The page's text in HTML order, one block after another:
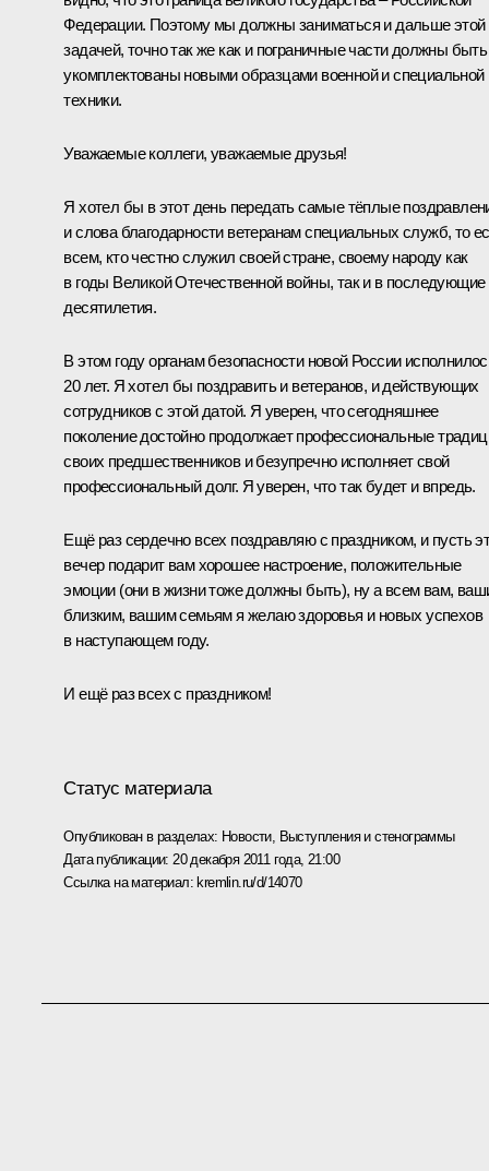
Федерации. Поэтому мы должны заниматься и дальше этой
задачей, точно так же как и пограничные части должны быть
укомплектованы новыми образцами военной и специальной
техники.
Уважаемые коллеги, уважаемые друзья!
Я хотел бы в этот день передать самые тёплые
и слова благодарности ветеранам специальных служб, то
всем, кто честно служил своей стране, своему народу как
в годы Великой Отечественной войны, так и в последующие
десятилетия.
В этом году органам безопасности новой России
20 лет. Я хотел бы поздравить и ветеранов, и действующих
сотрудников с этой датой. Я уверен, что сегодняшнее
поколение достойно продолжает профессиональные
своих предшественников и безупречно исполняет свой
профессиональный долг. Я уверен, что так будет и впредь.
Ещё раз сердечно всех поздравляю с праздником, и пусть
вечер подарит вам хорошее настроение, положительные
эмоции (они в жизни тоже должны быть), ну а всем вам,
близким, вашим семьям я желаю здоровья и новых успехов
в наступающем году.
И ещё раз всех с праздником!
Статус материала
Опубликован в разделах: Новости, Выступления и стенограммы
Дата публикации: 20 декабря 2011 года, 21:00
Ссылка на материал: kremlin.ru/d/14070